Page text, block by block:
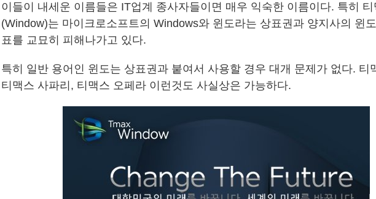
이들이 내세운 이름들은 IT업계 종사자들이면 매우 익숙한 이름이다. 특히
(Window)는 마이크로소프트의 Windows와 윈도라는 상표권과 양지사의 윈
표를 교묘히 피해나가고 있다.
특히 일반 용어인 윈도는 상표권과 붙여서 사용할 경우 대개 문제가 없다. 티
티맥스 사파리, 티맥스 오페라 이런것도 사실상은 가능하다.